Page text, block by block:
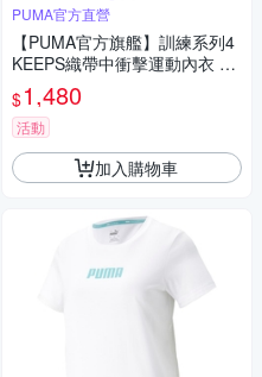
PUMA官方直營
【PUMA官方旗艦】訓練系列4
KEEPS織帶中衝擊運動內衣 女
性 52696210
$1,480
活動
加入購物車